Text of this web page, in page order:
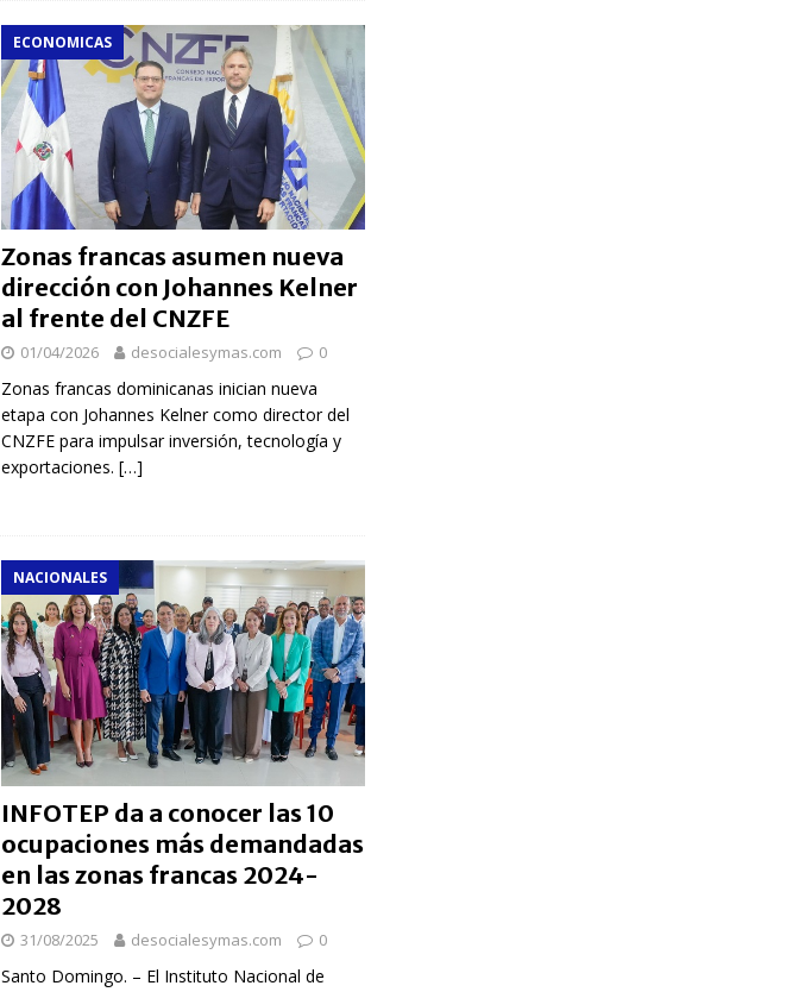
ECONOMICAS
Zonas francas asumen nueva
dirección con Johannes Kelner
al frente del CNZFE
01/04/2026 desocialesymas.com 0
Zonas francas dominicanas inician nueva
etapa con Johannes Kelner como director del
CNZFE para impulsar inversión, tecnología y
exportaciones. […]
NACIONALES
INFOTEP da a conocer las 10
ocupaciones más demandadas
en las zonas francas 2024-
2028
31/08/2025 desocialesymas.com 0
Santo Domingo. – El Instituto Nacional de